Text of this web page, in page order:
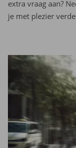
extra vraag aan?
je met plezier